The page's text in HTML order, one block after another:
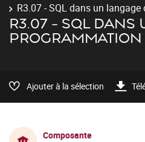
R3.07 - SQL dans un
R3.07 - SQL DANS
PROGRAMMATION
Ajouter à la sélection
Composante